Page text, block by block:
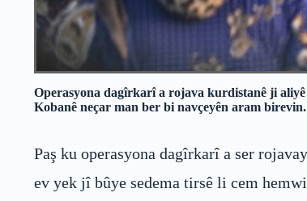
Operasyona dagîrkarî a rojava kurdistanê ji
Kobanê neçar man ber bi navçeyên aram birevin.
Paş ku operasyona dagîrkarî a ser
ev yek jî bûye sedema tirsê li cem